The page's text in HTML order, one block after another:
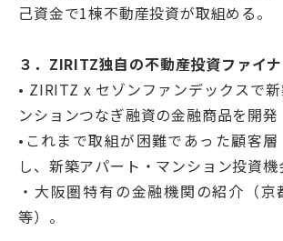
己資金で1棟不動産投資が取組める。
３．ZIRITZ独自の不動産投資ファイ
• ZIRITZ x セゾンファンデックスで
ンションつなぎ融資の金融商品を開発
•これまで取組が困難であった顧客
し、新築アパート・マンション投資機
・大阪圏特有の金融機関の紹介（
等）。